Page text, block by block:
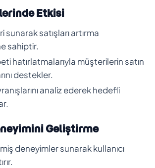
Etkisi
sunarak satışları artırma
sahiptir.
hatırlatmalarıyla müşterilerin satın
destekler.
analiz ederek hedefli
Geliştirme
deneyimler sunarak kullanıcı